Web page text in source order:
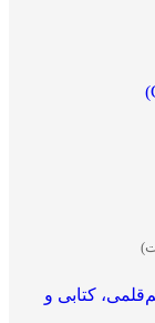
کتابی و